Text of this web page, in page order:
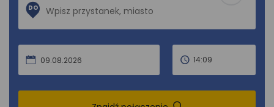
DO
09.08.2026 14:09